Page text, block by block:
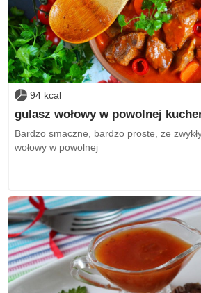
94 kcal
gulasz wołowy w powolnej
Bardzo smaczne, bardzo proste, ze
wołowy w powolnej